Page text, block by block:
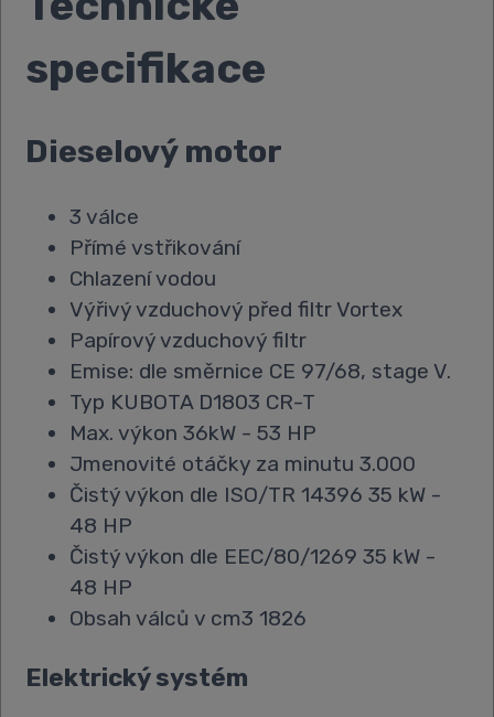
specifikace
Dieselový motor
3 válce
Přímé vstřikování
Chlazení vodou
Výřivý vzduchový před filtr Vortex
Papírový vzduchový filtr
Emise: dle směrnice CE 97/68, stage V.
Typ KUBOTA D1803 CR-T
Max. výkon 36kW - 53 HP
Jmenovité otáčky za minutu 3.000
Čistý výkon dle ISO/TR 14396 35 kW -
48 HP
Čistý výkon dle EEC/80/1269 35 kW -
48 HP
Obsah válců v cm3 1826
Elektrický systém